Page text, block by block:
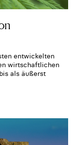
entwickelten
wirtschaftlichen
als äußerst